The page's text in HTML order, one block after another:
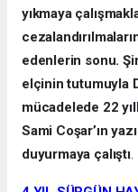
yıkmaya
edenlerin sonu.
elçinin tutumuyla
mücadelede 22
Sami Coşar’ın
duyurmaya çalıştı.